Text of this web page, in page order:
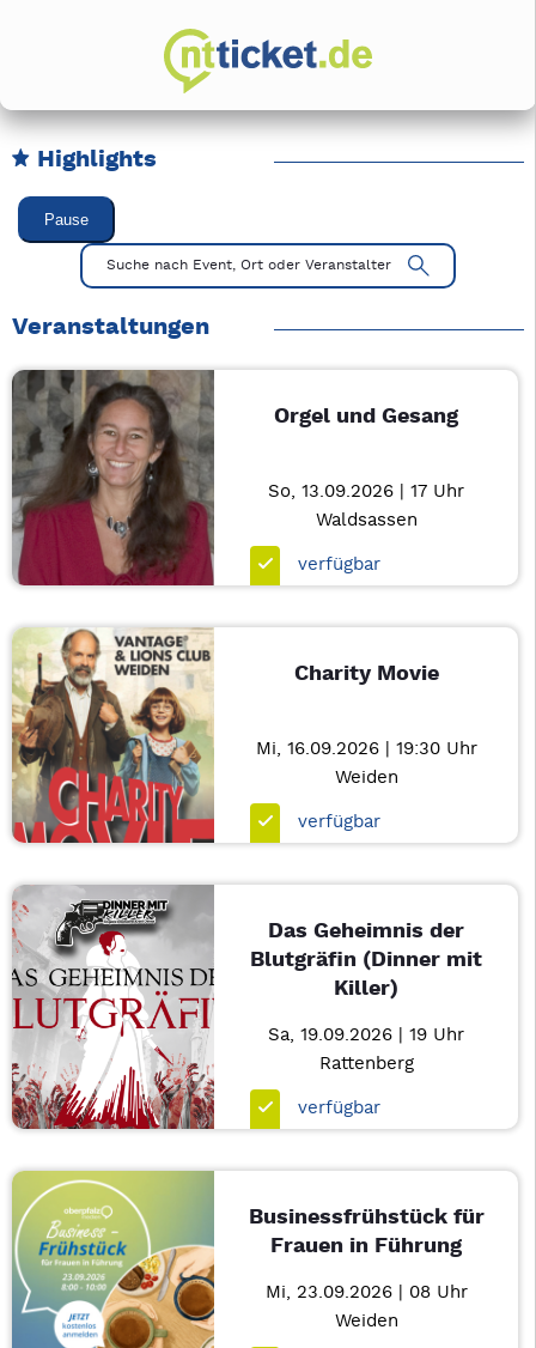
Highlights
Karussell Veranstaltungen überspringen
Pause
Mit Tab zu den Steuerelementen wechseln. Mit Pfeiltasten
Suche nach Event, Ort oder Veranstalter
Veranstaltungen
Orgel und Gesang
So, 13.09.2026 | 17 Uhr
Waldsassen
verfügbar
Charity Movie
Mi, 16.09.2026 | 19:30 Uhr
Weiden
verfügbar
Das Geheimnis der
Blutgräfin (Dinner mit
Killer)
Sa, 19.09.2026 | 19 Uhr
Rattenberg
verfügbar
Businessfrühstück für
Frauen in Führung
Mi, 23.09.2026 | 08 Uhr
Weiden